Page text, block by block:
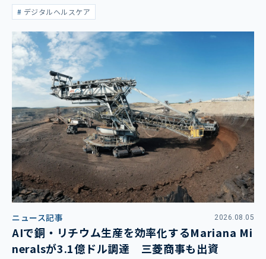
デジタルヘルスケア
ニュース記事 2026.08.05
AIで銅・リチウム生産を効率化するMariana Mi
neralsが3.1億ドル調達 三菱商事も出資